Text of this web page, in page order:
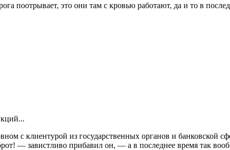
поотрывает, это они там с кровью работают, да и то в
с клиентурой из государственных органов и банковской
— завистливо прибавил он, — а в последнее время так